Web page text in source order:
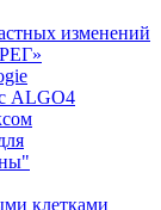
изменений
ALGO4
клетками